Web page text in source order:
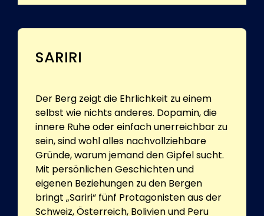
SARIRI
Der Berg zeigt die Ehrlichkeit zu einem
selbst wie nichts anderes. Dopamin, die
innere Ruhe oder einfach unerreichbar zu
sein, sind wohl alles nachvollziehbare
Gründe, warum jemand den Gipfel sucht.
Mit persönlichen Geschichten und
eigenen Beziehungen zu den Bergen
bringt „Sariri“ fünf Protagonisten aus der
Schweiz, Österreich, Bolivien und Peru